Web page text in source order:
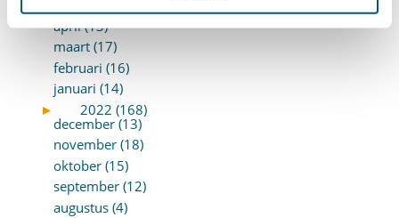
april (13)
maart (17)
februari (16)
januari (14)
►
2022 (168)
december (13)
november (18)
oktober (15)
september (12)
augustus (4)